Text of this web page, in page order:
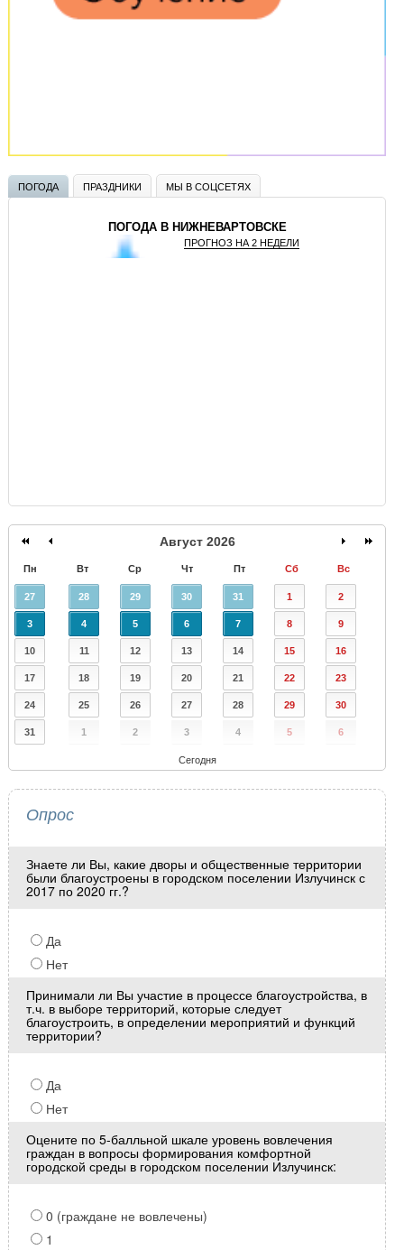
ПОГОДА ПРАЗДНИКИ МЫ В СОЦСЕТЯХ
ПОГОДА В НИЖНЕВАРТОВСКЕ
ПРОГНОЗ НА 2 НЕДЕЛИ
Август 2026
Пн Вт Ср Чт Пт Сб Вс
27 28 29 30 31 1 2
3 4 5 6 7 8 9
10 11 12 13 14 15 16
17 18 19 20 21 22 23
24 25 26 27 28 29 30
31 1 2 3 4 5 6
Сегодня
Опрос
Знаете ли Вы, какие дворы и общественные территории
были благоустроены в городском поселении Излучинск с
2017 по 2020 гг.?
Да
Нет
Принимали ли Вы участие в процессе благоустройства, в
т.ч. в выборе территорий, которые следует
благоустроить, в определении мероприятий и функций
территории?
Да
Нет
Оцените по 5-балльной шкале уровень вовлечения
граждан в вопросы формирования комфортной
городской среды в городском поселении Излучинск:
0 (граждане не вовлечены)
1